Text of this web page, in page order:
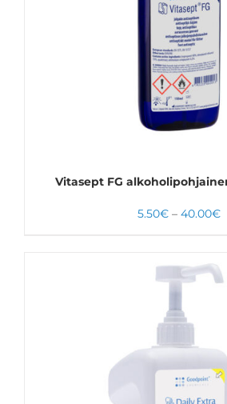
TÄLLÄ
ON
USEAMPI
VOIT
TEHDÄ
VALINNAT
LISÄTIEDOT
Vitasept FG
5.50€ – 40.00€
VALITSE